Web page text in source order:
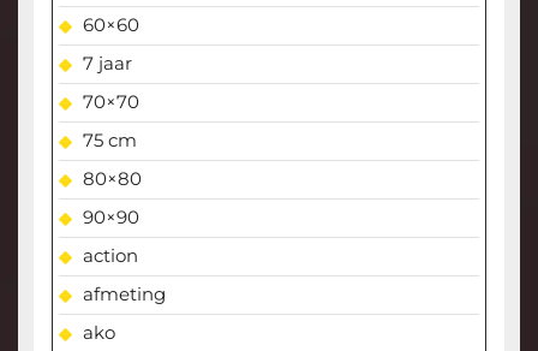
60×60
7 jaar
70×70
75 cm
80×80
90×90
action
afmeting
ako